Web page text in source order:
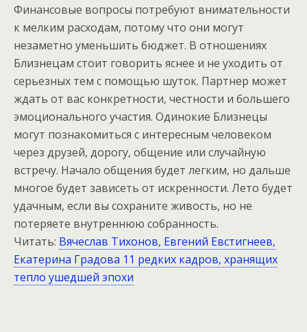
Финансовые вопросы потребуют внимательности
к мелким расходам, потому что они могут
незаметно уменьшить бюджет. В отношениях
Близнецам стоит говорить яснее и не уходить от
серьезных тем с помощью шуток. Партнер может
ждать от вас конкретности, честности и большего
эмоционального участия. Одинокие Близнецы
могут познакомиться с интересным человеком
через друзей, дорогу, общение или случайную
встречу. Начало общения будет легким, но дальше
многое будет зависеть от искренности. Лето будет
удачным, если вы сохраните живость, но не
потеряете внутреннюю собранность.
Читать: Вячеслав Тихонов, Евгений Евстигнеев,
Екатерина Градова 11 редких кадров, хранящих
тепло ушедшей эпохи